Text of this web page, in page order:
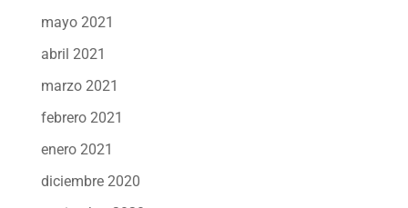
mayo 2021
abril 2021
marzo 2021
febrero 2021
enero 2021
diciembre 2020